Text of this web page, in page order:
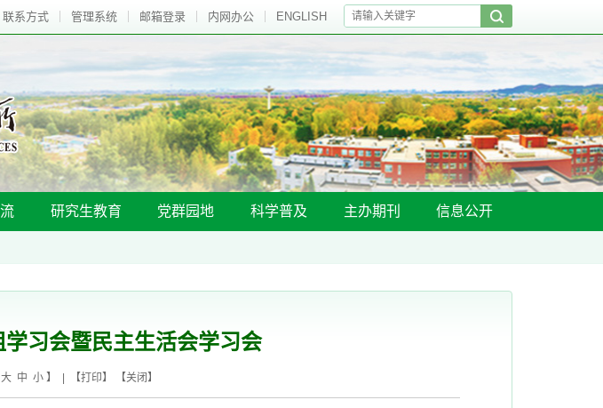
联系方式 管理系统 邮箱登录 内网办公 ENGLISH
研究生教育 党群园地 科学普及 主办期刊 信息公开
习会暨民主生活会学习会
大 中 小】 | 【打印】 【关闭 】